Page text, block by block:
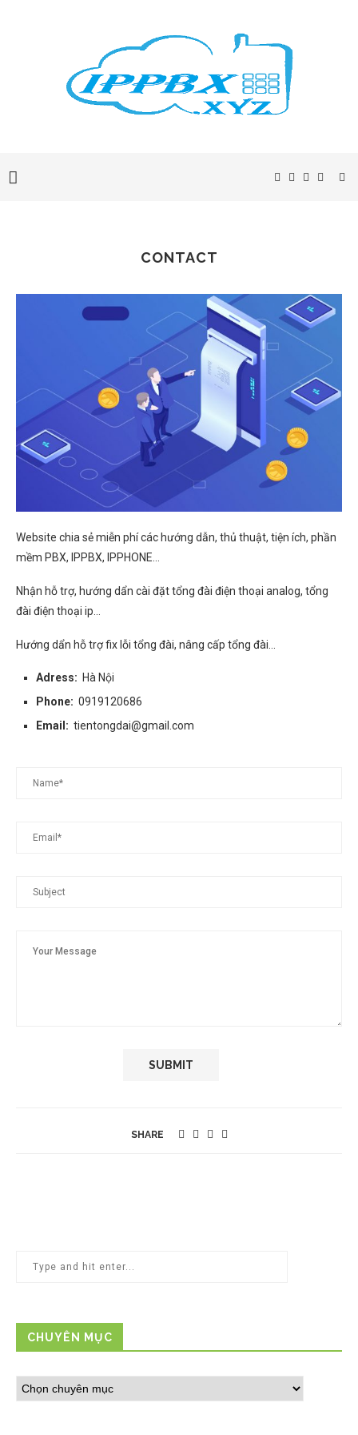
CONTACT
Website chia sẻ miễn phí các hướng dẫn, thủ thuật, tiện ích, phần
mềm PBX, IPPBX, IPPHONE…
Nhận hỗ trợ, hướng dẩn cài đặt tổng đài điện thoại analog, tổng
đài điện thoại ip…
Hướng dẩn hỗ trợ fix lỗi tổng đài, nâng cấp tổng đài…
Adress: Hà Nội
Phone: 0919120686
Email: tientongdai@gmail.com
SHARE
CHUYÊN MỤC